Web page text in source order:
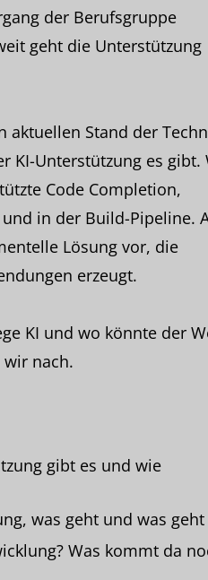
der Berufsgruppe
geht die Unterstützung
aktuellen Stand der
KI-Unterstützung es gibt.
Code Completion,
in der Build-Pipeline.
Lösung vor, die
erzeugt.
KI und wo könnte der
wir nach.
gibt es und wie
was geht und was geht
Was kommt da